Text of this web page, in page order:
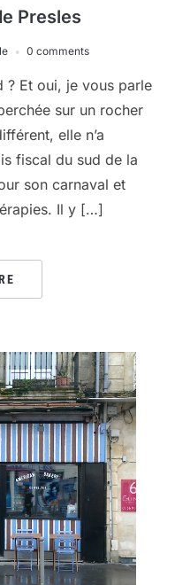
Presles
0 comments
? Et oui, je vous parle
sur un rocher
elle n’a
fiscal du sud de la
son carnaval et
Il y […]